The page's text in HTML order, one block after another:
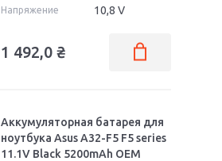
Напряжение 10,8 V
1 492,0 ₴
Аккумуляторная батарея для
ноутбука Asus A32-F5 F5 series
11.1V Black 5200mAh OEM